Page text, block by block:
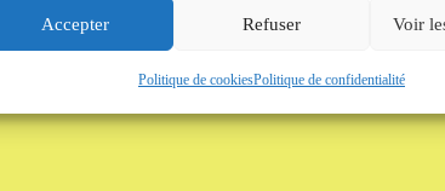
Accepter Refuser Voir
Politique de cookiesPolitique de confidentialité
en œuvre pour mettre le lecteur